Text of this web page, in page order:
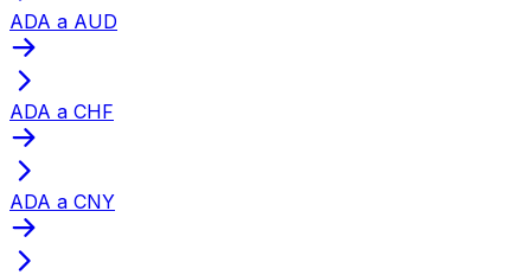
ADA a AUD
ADA a CHF
ADA a CNY